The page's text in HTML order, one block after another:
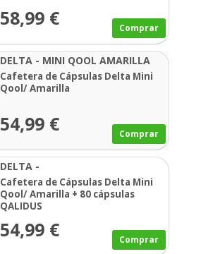
58,99 € Comprar
DELTA - MINI QOOL AMARILLA
Cafetera de Cápsulas Delta Mini
Qool/ Amarilla
54,99 € Comprar
DELTA -
Cafetera de Cápsulas Delta Mini
Qool/ Amarilla + 80 cápsulas
QALIDUS
54,99 € Comprar